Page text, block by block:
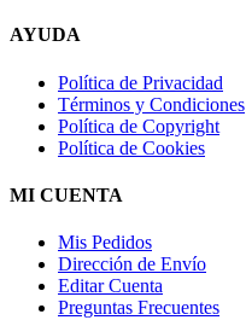
AYUDA
Política de Privacidad
Términos y Condiciones
Política de Copyright
Política de Cookies
MI CUENTA
Mis Pedidos
Dirección de Envío
Editar Cuenta
Preguntas Frecuentes